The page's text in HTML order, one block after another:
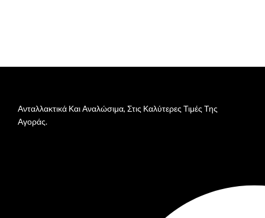
Ανταλλακτικά Και Αναλώσιμα, Στις Καλύτερες Τιμές Της
Αγοράς.